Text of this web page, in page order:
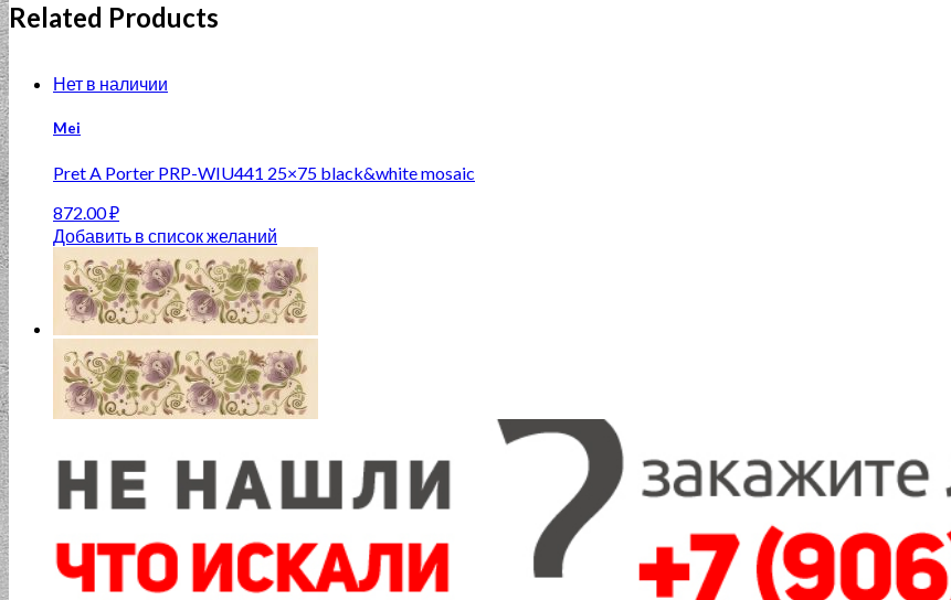
Related Products
Нет в наличии
Mei
Pret A Porter PRP-WIU441 25×75 black&white mosaic
872.00₽
Добавить в список желаний
Metro
282.00
Добавить в список желаний